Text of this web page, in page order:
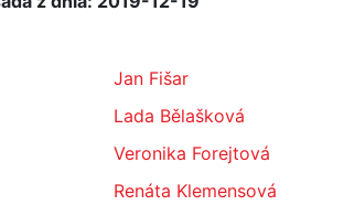
Jan Fišar
Lada Bělašková
Veronika Forejtová
Renáta Klemensová